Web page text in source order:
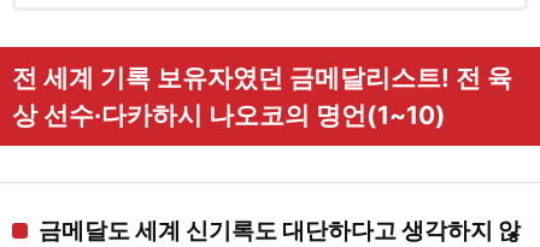
전 세계 기록 보유자였던 금메달리스트! 전 육
상 선수·다카하시 나오코의 명언(1~10)
금메달도 세계 신기록도 대단하다고 생각하지 않